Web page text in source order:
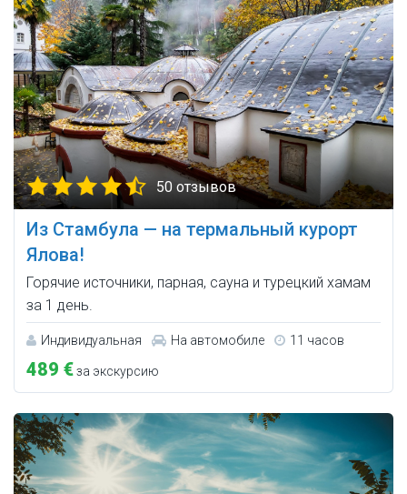
50 отзывов
Из Стамбула — на термальный курорт
Ялова!
Горячие источники, парная, сауна и турецкий хамам
за 1 день.
Индивидуальная На автомобиле 11 часов
489 €за экскурсию